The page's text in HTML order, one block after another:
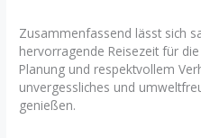
Zusammenfassend lässt sich
hervorragende Reisezeit für
Planung und respektvollem
unvergessliches und
genießen.